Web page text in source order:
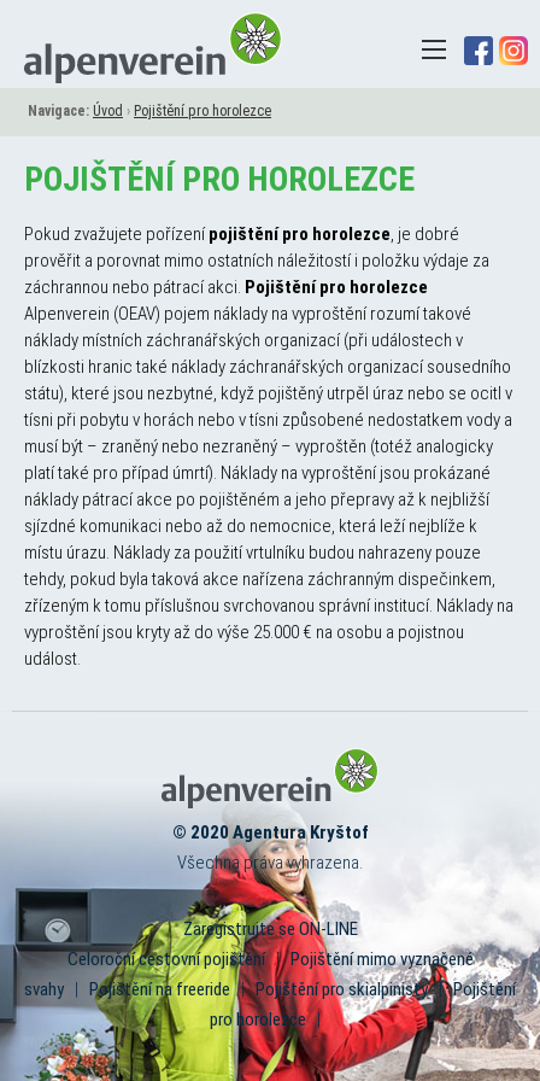
Navigace: Úvod › Pojištění pro horolezce
POJIŠTĚNÍ PRO HOROLEZCE
Pokud zvažujete pořízenípojištění pro horolezce, je dobré
prověřit a porovnat mimo ostatních náležitostí i položku výdaje za
záchrannou nebo pátrací akci. Pojištění pro horolezce
Alpenverein (OEAV) pojem náklady na vyproštění rozumí takové
náklady místních záchranářských organizací (při událostech v
blízkosti hranic také náklady záchranářských organizací sousedního
státu), které jsou nezbytné, když pojištěný utrpěl úraz nebo se ocitl v
tísni při pobytu v horách nebo v tísni způsobené nedostatkem vody a
musí být – zraněný nebo nezraněný – vyproštěn (totéž analogicky
platí také pro případ úmrtí). Náklady na vyproštění jsou prokázané
náklady pátrací akce po pojištěném a jeho přepravy až k nejbližší
sjízdné komunikaci nebo až do nemocnice, která leží nejblíže k
místu úrazu. Náklady za použití vrtulníku budou nahrazeny pouze
tehdy, pokud byla taková akce nařízena záchranným dispečinkem,
zřízeným k tomu příslušnou svrchovanou správní institucí. Náklady na
vyproštění jsou kryty až do výše 25.000 € na osobu a pojistnou
událost.
© 2020 Agentura Kryštof
Všechna práva vyhrazena.
Zaregistrujte se ON-LINE
Celoroční cestovní pojištění|Pojištění mimo vyznačené
svahy | Pojištění na freeride|Pojištění pro skialpinisty|Pojištění
pro horolezce|